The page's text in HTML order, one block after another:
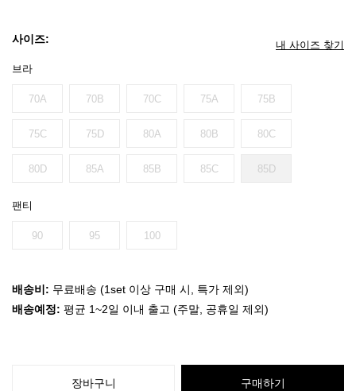
사이즈: 내 사이즈 찾기
브라
70A 70B 70C 75A 75B
75C 75D 80A 80B 80C
80D 85A 85B 85C 85D
팬티
90 95 100
배송비: 무료배송 (1set 이상 구매 시, 특가 제외)
배송예정: 평균 1~2일 이내 출고 (주말, 공휴일 제외)
장바구니 구매하기